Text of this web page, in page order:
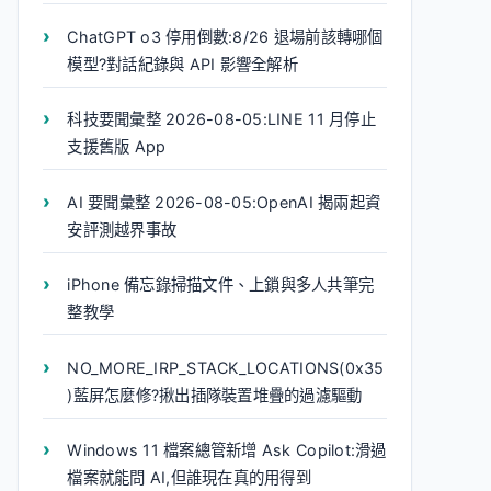
ChatGPT o3 停用倒數:8/26 退場前該轉哪個
模型?對話紀錄與 API 影響全解析
科技要聞彙整 2026-08-05:LINE 11 月停止
支援舊版 App
AI 要聞彙整 2026-08-05:OpenAI 揭兩起資
安評測越界事故
iPhone 備忘錄掃描文件、上鎖與多人共筆完
整教學
NO_MORE_IRP_STACK_LOCATIONS(0x35
)藍屏怎麼修?揪出插隊裝置堆疊的過濾驅動
Windows 11 檔案總管新增 Ask Copilot:滑過
檔案就能問 AI,但誰現在真的用得到